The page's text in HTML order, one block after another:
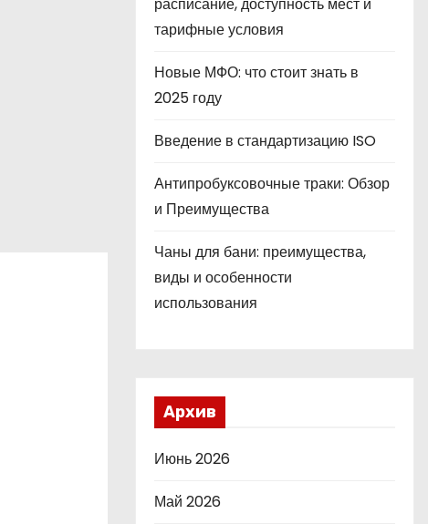
тарифные условия
Новые МФО: что стоит знать в
2025 году
Введение в стандартизацию ISO
Антипробуксовочные траки: Обзор
и Преимущества
Чаны для бани: преимущества,
виды и особенности
использования
Архив
Июнь 2026
Май 2026